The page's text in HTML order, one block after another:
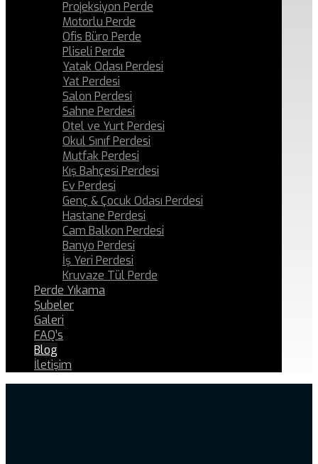
Projeksiyon Perde
Motorlu Perde
Ofis Büro Perde
Pliseli Perde
Yatak Odası Perdesi
Yat Perdesi
Salon Perdesi
Sahne Perdesi
Otel ve Yurt Perdesi
Okul Sınıf Perdesi
Mutfak Perdesi
Kış Bahçesi Perdesi
Ev Perdesi
Genç & Çocuk Odası Perdesi
Hastane Perdesi
Cam Balkon Perdesi
Banyo Perdesi
İş Yeri Perdesi
Kruvaze Tül Perde
Perde Yıkama
Şubeler
Galeri
FAQ’s
Blog
İletişim